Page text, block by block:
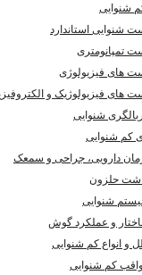
شنوایی
شنوایی استاندارد
تمپانومتری
های فیزیولوژی
های فیزیولوژیک و
شنوایی
کم شنوایی
دارویی، جراحی و سمعک
حلزون
شنوایی
و عملکرد گوش
و انواع کم شنوایی
کم شنوایی